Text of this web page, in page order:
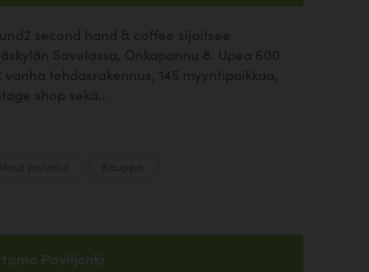
second hand & coffee sijaitsee
Savelassa, Onkapannu 8. Upea 600
vanha tehdasrakennus, 145 myyntipaikkaa,
shop sekä...
Paviljonki